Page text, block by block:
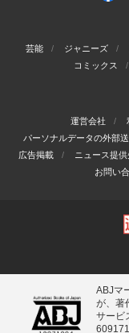
芸能 ジャニーズ
コミックス
運営会社
パーソナルデータの外部
広告掲載
ニュース提供
お問い
ABJマ
が、著
サービ